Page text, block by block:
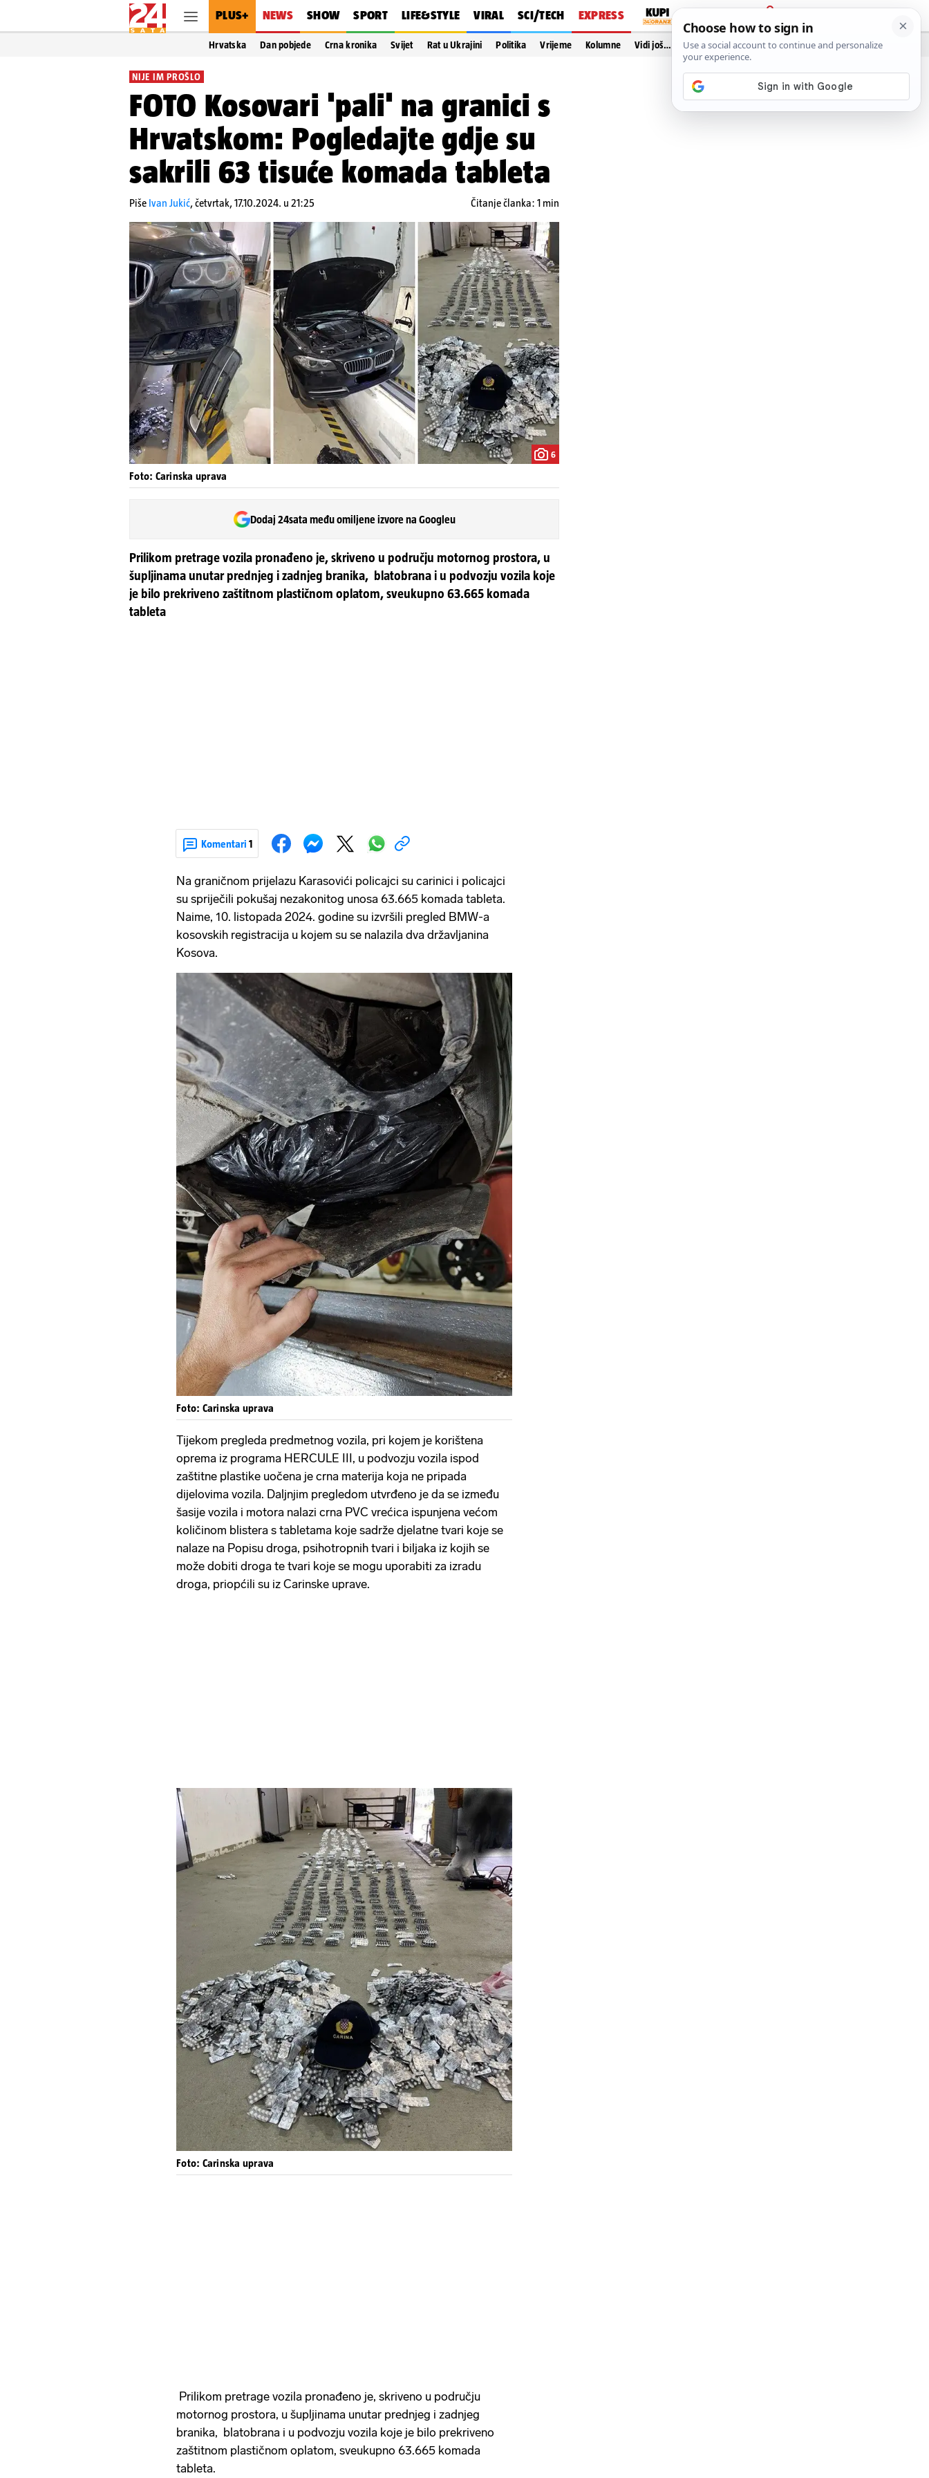
PLUS+ NEWS SHOW SPORT LIFE&STYLE VIRAL SCI/TECH EXPRESS
PRIJAVA
Hrvatska Dan pobjede Crna kronika Svijet Rat u Ukrajini Politika Vrijeme Kolumne Vidi još…
NIJE IM PROŠLO
FOTO Kosovari 'pali' na granici s
Hrvatskom: Pogledajte gdje su
sakrili 63 tisuće komada tableta
Piše Ivan Jukić,četvrtak, 17.10.2024. u 21:25 Čitanje članka: 1 min
6
Foto: Carinska uprava
Dodaj 24sata među omiljene izvore na Googleu
Prilikom pretrage vozila pronađeno je, skriveno u području motornog prostora, u
šupljinama unutar prednjeg i zadnjeg branika, blatobrana i u podvozju vozila koje
je bilo prekriveno zaštitnom plastičnom oplatom, sveukupno 63.665 komada
tableta
Komentari 1
Na graničnom prijelazu Karasovići policajci su carinici i policajci
su spriječili pokušaj nezakonitog unosa 63.665 komada tableta.
Naime, 10. listopada 2024. godine su izvršili pregled BMW-a
kosovskih registracija u kojem su se nalazila dva državljanina
Kosova.
Foto: Carinska uprava
Tijekom pregleda predmetnog vozila, pri kojem je korištena
oprema iz programa HERCULE III, u podvozju vozila ispod
zaštitne plastike uočena je crna materija koja ne pripada
dijelovima vozila. Daljnjim pregledom utvrđeno je da se između
šasije vozila i motora nalazi crna PVC vrećica ispunjena većom
količinom blistera s tabletama koje sadrže djelatne tvari koje se
nalaze na Popisu droga, psihotropnih tvari i biljaka iz kojih se
može dobiti droga te tvari koje se mogu uporabiti za izradu
droga, priopćili su iz Carinske uprave.
Foto: Carinska uprava
Prilikom pretrage vozila pronađeno je, skriveno u području
motornog prostora, u šupljinama unutar prednjeg i zadnjeg
branika, blatobrana i u podvozju vozila koje je bilo prekriveno
zaštitnom plastičnom oplatom, sveukupno 63.665 komada
tableta.